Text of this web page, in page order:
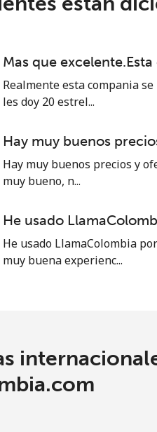
Mas que
Realmente esta compania
les doy 20 estrel...
Hay muy buenos
Hay muy buenos precios y
muy bueno, n...
He usado
He usado LlamaColombia
muy buena experienc...